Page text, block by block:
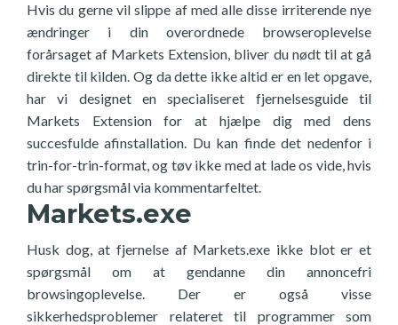
Hvis du gerne vil slippe af med alle disse irriterende nye
ændringer i din overordnede browseroplevelse
forårsaget af Markets Extension, bliver du nødt til at gå
direkte til kilden. Og da dette ikke altid er en let opgave,
har vi designet en specialiseret fjernelsesguide til
Markets Extension for at hjælpe dig med dens
succesfulde afinstallation. Du kan finde det nedenfor i
trin-for-trin-format, og tøv ikke med at lade os vide, hvis
du har spørgsmål via kommentarfeltet.
Markets.exe
Husk dog, at fjernelse af Markets.exe ikke blot er et
spørgsmål om at gendanne din annoncefri
browsingoplevelse. Der er også visse
sikkerhedsproblemer relateret til programmer som